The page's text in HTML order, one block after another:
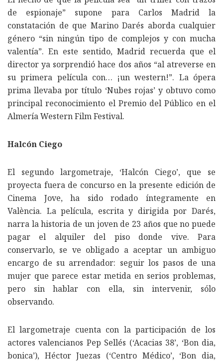
de espionaje” supone para Carlos Madrid la
constatación de que Marino Darés aborda cualquier
género “sin ningún tipo de complejos y con mucha
valentía”. En este sentido, Madrid recuerda que el
director ya sorprendió hace dos años “al atreverse en
su primera película con… ¡un western!”. La ópera
prima llevaba por título ‘Nubes rojas’ y obtuvo como
principal reconocimiento el Premio del Público en el
Almería Western Film Festival.
Halcón Ciego
El segundo largometraje, ‘Halcón Ciego’, que se
proyecta fuera de concurso en la presente edición de
Cinema Jove, ha sido rodado íntegramente en
València. La película, escrita y dirigida por Darés,
narra la historia de un joven de 23 años que no puede
pagar el alquiler del piso donde vive. Para
conservarlo, se ve obligado a aceptar un ambiguo
encargo de su arrendador: seguir los pasos de una
mujer que parece estar metida en serios problemas,
pero sin hablar con ella, sin intervenir, sólo
observando.
El largometraje cuenta con la participación de los
actores valencianos Pep Sellés (‘Acacias 38’, ‘Bon dia,
bonica’), Héctor Juezas (‘Centro Médico’, ‘Bon dia,